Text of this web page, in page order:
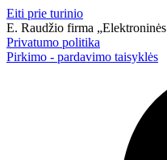
Eiti prie turinio
E. Raudžio firma
Privatumo politika
Pirkimo - pardavimo taisyklės